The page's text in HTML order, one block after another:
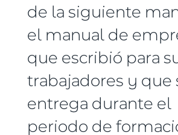
de la siguiente
el manual de
que escribió para
trabajadores y que
entrega durante el
periodo de